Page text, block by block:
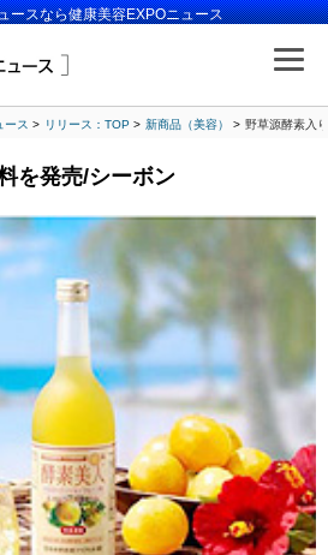
ースなら健康美容EXPOニュース
ース リリース：TOP 新商品（美容） 野草源酵素入
を発売/シーボン